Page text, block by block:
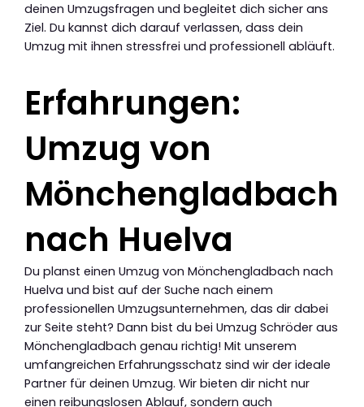
deinen Umzugsfragen und begleitet dich sicher ans
Ziel. Du kannst dich darauf verlassen, dass dein
Umzug mit ihnen stressfrei und professionell abläuft.
Erfahrungen:
Umzug von
Mönchengladbach
nach Huelva
Du planst einen Umzug von Mönchengladbach nach
Huelva und bist auf der Suche nach einem
professionellen Umzugsunternehmen, das dir dabei
zur Seite steht? Dann bist du bei Umzug Schröder aus
Mönchengladbach genau richtig! Mit unserem
umfangreichen Erfahrungsschatz sind wir der ideale
Partner für deinen Umzug. Wir bieten dir nicht nur
einen reibungslosen Ablauf, sondern auch